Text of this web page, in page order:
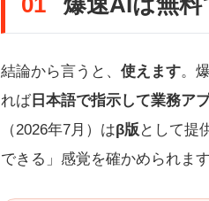
結論から言うと、 使えます。
れば日本語で指示して業務ア
（2026年7月）はβ版 として提
できる」感覚を確かめられます